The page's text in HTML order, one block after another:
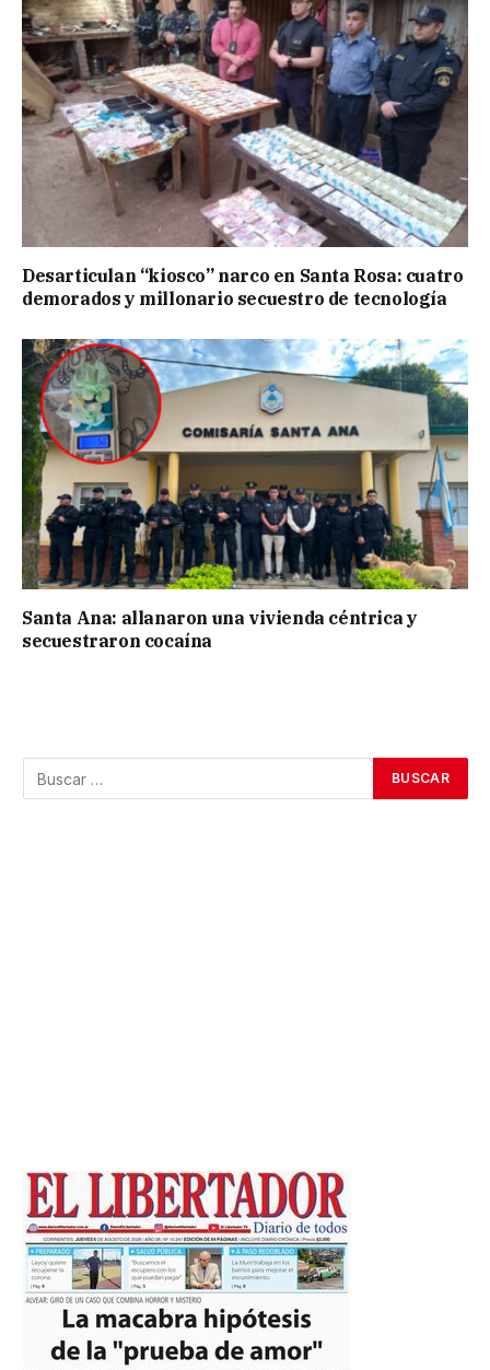
Desarticulan “kiosco” narco en Santa Rosa: cuatro
demorados y millonario secuestro de tecnología
Santa Ana: allanaron una vivienda céntrica y
secuestraron cocaína